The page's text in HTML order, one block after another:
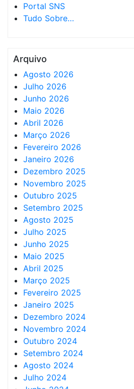
Portal SNS
Tudo Sobre…
Arquivo
Agosto 2026
Julho 2026
Junho 2026
Maio 2026
Abril 2026
Março 2026
Fevereiro 2026
Janeiro 2026
Dezembro 2025
Novembro 2025
Outubro 2025
Setembro 2025
Agosto 2025
Julho 2025
Junho 2025
Maio 2025
Abril 2025
Março 2025
Fevereiro 2025
Janeiro 2025
Dezembro 2024
Novembro 2024
Outubro 2024
Setembro 2024
Agosto 2024
Julho 2024